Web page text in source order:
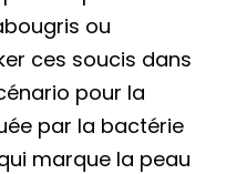
ou
ces soucis dans
pour la
par la bactérie
marque la peau